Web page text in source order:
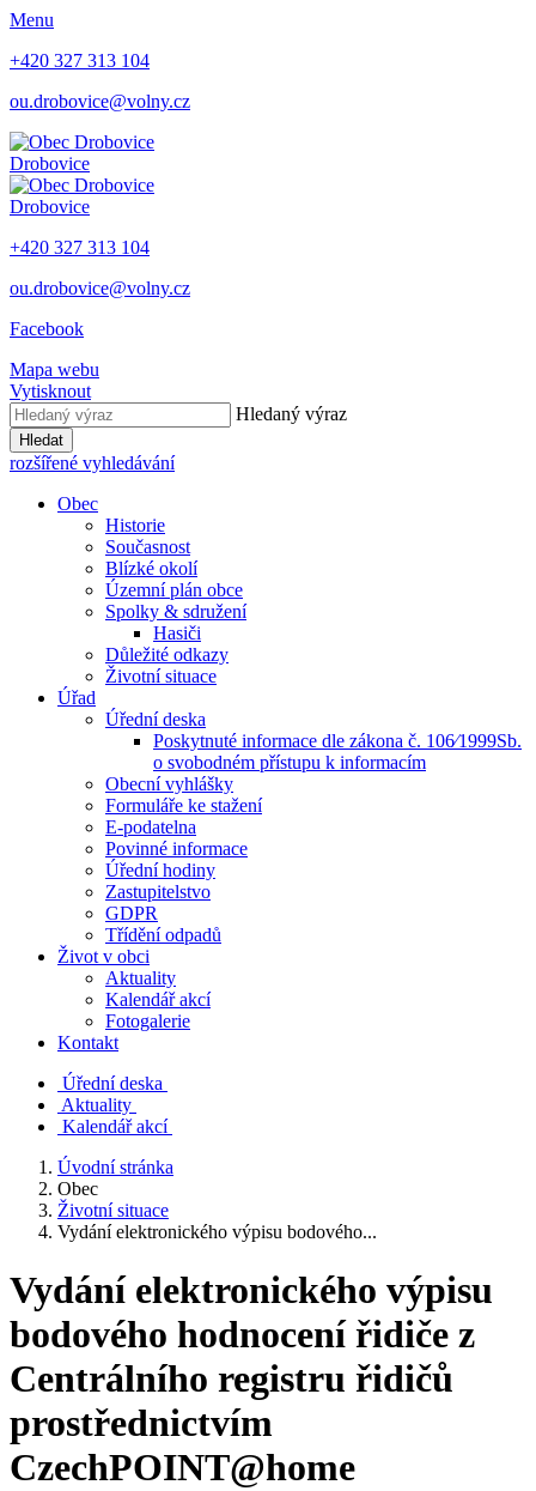
Menu
+420 327 313 104
ou.drobovice@volny.cz
Drobovice
Drobovice
+420 327 313 104
ou.drobovice@volny.cz
Facebook
Mapa webu
Vytisknout
Hledaný výraz
Hledat
rozšířené vyhledávání
Obec
Historie
Současnost
Blízké okolí
Územní plán obce
Spolky & sdružení
Hasiči
Důležité odkazy
Životní situace
Úřad
Úřední deska
Poskytnuté informace dle zákona č. 106⁄1999Sb.
o svobodném přístupu k informacím
Obecní vyhlášky
Formuláře ke stažení
E-podatelna
Povinné informace
Úřední hodiny
Zastupitelstvo
GDPR
Třídění odpadů
Život v obci
Aktuality
Kalendář akcí
Fotogalerie
Kontakt
Úřední deska
Aktuality
Kalendář akcí
Úvodní stránka
Obec
Životní situace
Vydání elektronického výpisu bodového...
Vydání elektronického výpisu
bodového hodnocení řidiče z
Centrálního registru řidičů
prostřednictvím
CzechPOINT@home